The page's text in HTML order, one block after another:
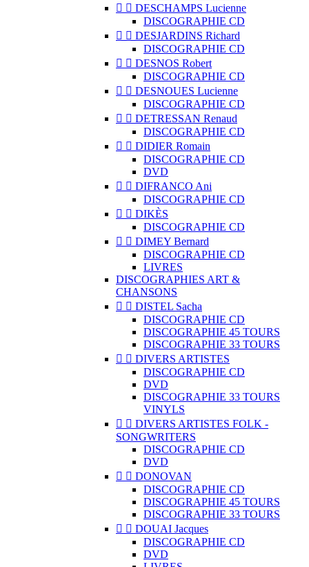
  DESCHAMPS Lucienne
DISCOGRAPHIE CD
  DESJARDINS Richard
DISCOGRAPHIE CD
  DESNOS Robert
DISCOGRAPHIE CD
  DESNOUES Lucienne
DISCOGRAPHIE CD
  DETRESSAN Renaud
DISCOGRAPHIE CD
  DIDIER Romain
DISCOGRAPHIE CD
DVD
  DIFRANCO Ani
DISCOGRAPHIE CD
  DIKÈS
DISCOGRAPHIE CD
  DIMEY Bernard
DISCOGRAPHIE CD
LIVRES
DISCOGRAPHIES ART &
CHANSONS
  DISTEL Sacha
DISCOGRAPHIE CD
DISCOGRAPHIE 45 TOURS
DISCOGRAPHIE 33 TOURS
  DIVERS ARTISTES
DISCOGRAPHIE CD
DVD
DISCOGRAPHIE 33 TOURS
VINYLS
  DIVERS ARTISTES FOLK -
SONGWRITERS
DISCOGRAPHIE CD
DVD
  DONOVAN
DISCOGRAPHIE CD
DISCOGRAPHIE 45 TOURS
DISCOGRAPHIE 33 TOURS
  DOUAI Jacques
DISCOGRAPHIE CD
DVD